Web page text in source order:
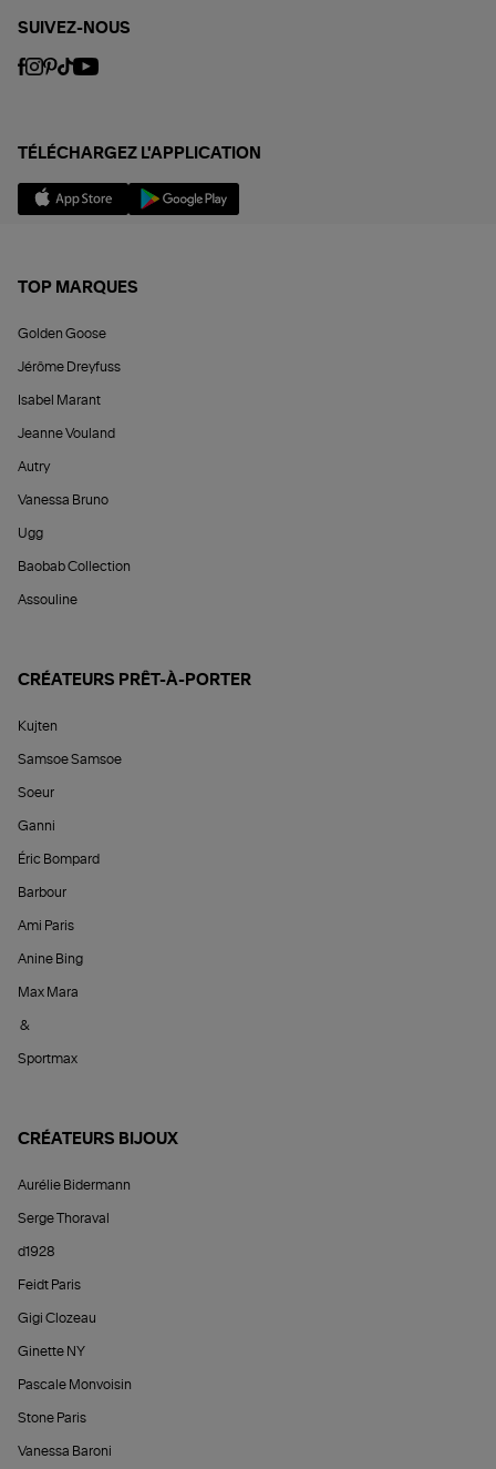
SUIVEZ-NOUS
TÉLÉCHARGEZ L'APPLICATION
TOP MARQUES
Golden Goose
Jérôme Dreyfuss
Isabel Marant
Jeanne Vouland
Autry
Vanessa Bruno
Ugg
Baobab Collection
Assouline
CRÉATEURS PRÊT-À-PORTER
Kujten
Samsoe Samsoe
Soeur
Ganni
Éric Bompard
Barbour
Ami Paris
Anine Bing
Max Mara
&
Sportmax
CRÉATEURS BIJOUX
Aurélie Bidermann
Serge Thoraval
d1928
Feidt Paris
Gigi Clozeau
Ginette NY
Pascale Monvoisin
Stone Paris
Vanessa Baroni